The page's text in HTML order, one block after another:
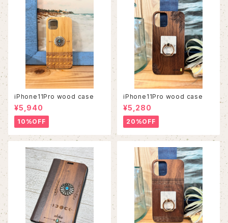
iPhone11Pro wood case
¥5,940
10%OFF
iPhone11Pro wood case
¥5,280
20%OFF